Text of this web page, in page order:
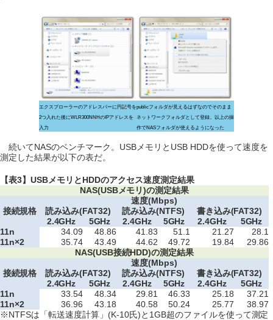
エクスプローラーのアドレスバーに円記号を
2つ入れた後にWLR300NNHのIPアドレスを
入力
publicフォルダが見えるはずなのでそのまま
ネットワークフォルダとして登録。以上の操
作でNASフォルダが使えるようになった
続いてNASのベンチマーク。USBメモリとUSB HDDを使って速度を
測定した結果が以下の表だ。
【表3】USBメモリとHDDのアクセス速度測定結果
NAS(USBメモリ)の測定結果
接続規格
速度(Mbps)
読み込み(FAT32)
読み込み(NTFS)
書き込み(FAT32)
2.4GHz
5GHz 2.4GHz 5GHz 2.4GHz
5GHz
11n
34.09 48.86 41.83 51.1 21.27
28.1
11n×2
35.74 43.49 44.62 49.72 19.84
29.86
NAS(USB接続HDD)の測定結果
接続規格
速度(Mbps)
読み込み(FAT32)
読み込み(NTFS)
書き込み(FAT32)
2.4GHz
5GHz 2.4GHz 5GHz 2.4GHz
5GHz
11n
33.54 48.34 29.81 46.33 25.18
37.21
11n×2
36.96 43.18 40.58 50.24 25.77
38.97
※NTFSは「転送速度計算」(K-10氏)と1GB超のファイルを使って測定